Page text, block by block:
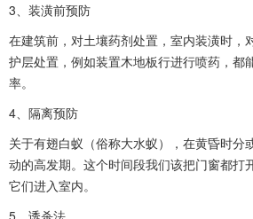
3、装潢前预防
在建筑前，对土壤药剂处置，室内装潢时，
护层处置，例如装置木地板行进行喷药，都
率。
4、隔离预防
关于有翅白蚁（俗称大水蚁），在黄昏时分
动的高发期。这个时间段我们该把门窗都打
它们进入室内。